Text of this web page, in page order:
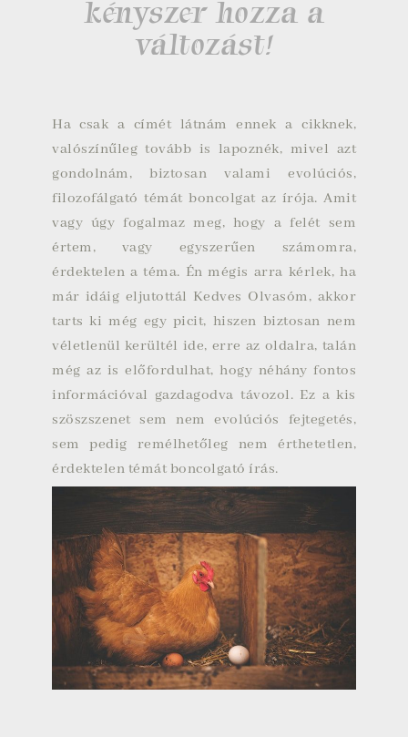
kényszer hozza a
változást!
Ha csak a címét látnám ennek a cikknek,
valószínűleg tovább is lapoznék, mivel azt
gondolnám, biztosan valami evolúciós,
filozofálgató témát boncolgat az írója. Amit
vagy úgy fogalmaz meg, hogy a felét sem
értem, vagy egyszerűen számomra,
érdektelen a téma. Én mégis arra kérlek, ha
már idáig eljutottál Kedves Olvasóm, akkor
tarts ki még egy picit, hiszen biztosan nem
véletlenül kerültél ide, erre az oldalra, talán
még az is előfordulhat, hogy néhány fontos
információval gazdagodva távozol. Ez a kis
szöszszenet sem nem evolúciós fejtegetés,
sem pedig remélhetőleg nem érthetetlen,
érdektelen témát boncolgató írás.